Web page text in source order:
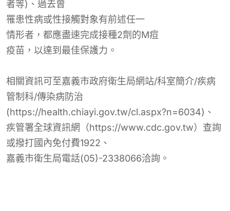
者等)、過去曾
罹患性病或性接觸對象有前述任一
情形者，都應盡速完成接種2劑的M痘
疫苗，以達到最佳保護力。
相關資訊可至嘉義市政府衛生局網站/科室簡介/疾病
管制科/傳染病防治
(https://health.chiayi.gov.tw/cl.aspx?n=6034) 、
疾管署全球資訊網（https://www.cdc.gov.tw）查詢
或撥打國內免付費1922、
嘉義市衛生局電話(05)-2338066洽詢。